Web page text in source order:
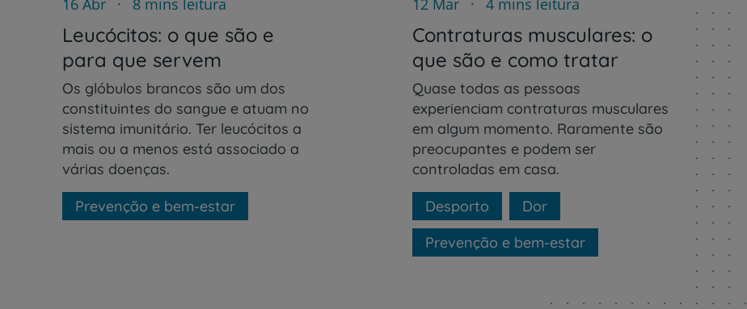
Prevenção e bem-estar
Grandes Áreas da Saúde
Serviços CUF
Plano +CUF
Leucócitos: o que são e
para que servem
Os glóbulos brancos são um dos
constituintes do sangue e atuam no
sistema imunitário. Ter leucócitos a
mais ou a menos está associado a
várias doenças.
Prevenção e bem-estar
Contraturas musculares: o
que são e como tratar
Quase todas as pessoas
experienciam contraturas musculares
em algum momento. Raramente são
preocupantes e podem ser
controladas em casa.
Desporto
Dor
Prevenção e bem-estar